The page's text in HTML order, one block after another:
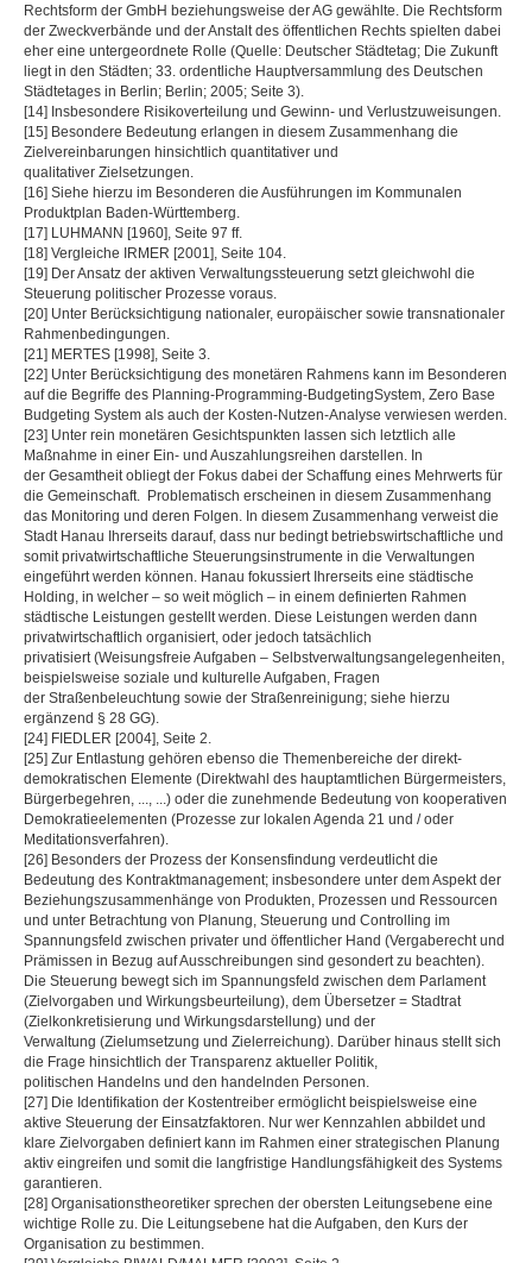
Rechtsform der GmbH beziehungsweise der AG gewählte. Die Rechtsform
der Zweckverbände und der Anstalt des öffentlichen Rechts spielten dabei
eher eine untergeordnete Rolle (Quelle: Deutscher Städtetag; Die Zukunft
liegt in den Städten; 33. ordentliche Hauptversammlung des Deutschen
Städtetages in Berlin; Berlin; 2005; Seite 3).
[14] Insbesondere Risikoverteilung und Gewinn- und Verlustzuweisungen.
[15] Besondere Bedeutung erlangen in diesem Zusammenhang die
Zielvereinbarungen hinsichtlich quantitativer und
qualitativer Zielsetzungen.
[16] Siehe hierzu im Besonderen die Ausführungen im Kommunalen
Produktplan Baden-Württemberg.
[17] LUHMANN [1960], Seite 97 ff.
[18] Vergleiche IRMER [2001], Seite 104.
[19] Der Ansatz der aktiven Verwaltungssteuerung setzt gleichwohl die
Steuerung politischer Prozesse voraus.
[20] Unter Berücksichtigung nationaler, europäischer sowie transnationaler
Rahmenbedingungen.
[21] MERTES [1998], Seite 3.
[22] Unter Berücksichtigung des monetären Rahmens kann im Besonderen
auf die Begriffe des Planning-Programming-BudgetingSystem, Zero Base
Budgeting System als auch der Kosten-Nutzen-Analyse verwiesen werden.
[23] Unter rein monetären Gesichtspunkten lassen sich letztlich alle
Maßnahme in einer Ein- und Auszahlungsreihen darstellen. In
der Gesamtheit obliegt der Fokus dabei der Schaffung eines Mehrwerts für
die Gemeinschaft. Problematisch erscheinen in diesem Zusammenhang
das Monitoring und deren Folgen. In diesem Zusammenhang verweist die
Stadt Hanau Ihrerseits darauf, dass nur bedingt betriebswirtschaftliche und
somit privatwirtschaftliche Steuerungsinstrumente in die Verwaltungen
eingeführt werden können. Hanau fokussiert Ihrerseits eine städtische
Holding, in welcher – so weit möglich – in einem definierten Rahmen
städtische Leistungen gestellt werden. Diese Leistungen werden dann
privatwirtschaftlich organisiert, oder jedoch tatsächlich
privatisiert (Weisungsfreie Aufgaben – Selbstverwaltungsangelegenheiten,
beispielsweise soziale und kulturelle Aufgaben, Fragen
der Straßenbeleuchtung sowie der Straßenreinigung; siehe hierzu
ergänzend § 28 GG).
[24] FIEDLER [2004], Seite 2.
[25] Zur Entlastung gehören ebenso die Themenbereiche der direkt-
demokratischen Elemente (Direktwahl des hauptamtlichen Bürgermeisters,
Bürgerbegehren, ..., ...) oder die zunehmende Bedeutung von kooperativen
Demokratieelementen (Prozesse zur lokalen Agenda 21 und / oder
Meditationsverfahren).
[26] Besonders der Prozess der Konsensfindung verdeutlicht die
Bedeutung des Kontraktmanagement; insbesondere unter dem Aspekt der
Beziehungszusammenhänge von Produkten, Prozessen und Ressourcen
und unter Betrachtung von Planung, Steuerung und Controlling im
Spannungsfeld zwischen privater und öffentlicher Hand (Vergaberecht und
Prämissen in Bezug auf Ausschreibungen sind gesondert zu beachten).
Die Steuerung bewegt sich im Spannungsfeld zwischen dem Parlament
(Zielvorgaben und Wirkungsbeurteilung), dem Übersetzer = Stadtrat
(Zielkonkretisierung und Wirkungsdarstellung) und der
Verwaltung (Zielumsetzung und Zielerreichung). Darüber hinaus stellt sich
die Frage hinsichtlich der Transparenz aktueller Politik,
politischen Handelns und den handelnden Personen.
[27] Die Identifikation der Kostentreiber ermöglicht beispielsweise eine
aktive Steuerung der Einsatzfaktoren. Nur wer Kennzahlen abbildet und
klare Zielvorgaben definiert kann im Rahmen einer strategischen Planung
aktiv eingreifen und somit die langfristige Handlungsfähigkeit des Systems
garantieren.
[28] Organisationstheoretiker sprechen der obersten Leitungsebene eine
wichtige Rolle zu. Die Leitungsebene hat die Aufgaben, den Kurs der
Organisation zu bestimmen.